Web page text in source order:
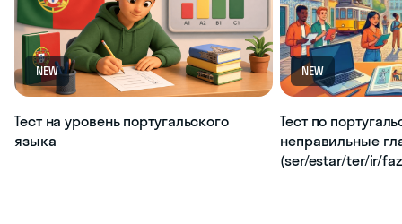
NEW
Тест на уровень португальского
языка
NEW
Тест по
неправильные
(ser/estar/ter/ir/